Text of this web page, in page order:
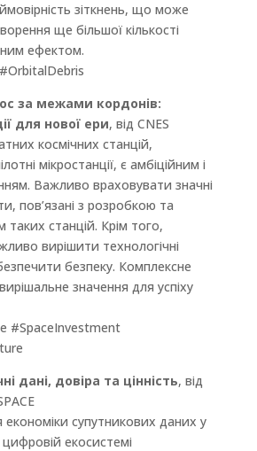
зіткнень, що може
ще більшої кількості
ефектом.
за межами кордонів:
для нової ери, від CNES
космічних станцій,
мікростанції, є амбіційним і
Важливо враховувати значні
пов’язані з розробкою та
таких станцій. Крім того,
вирішити технологічні
безпеку. Комплексне
значення для успіху
#SpaceInvestment
дані, довіра та цінність, від
супутникових даних у
екосистемі